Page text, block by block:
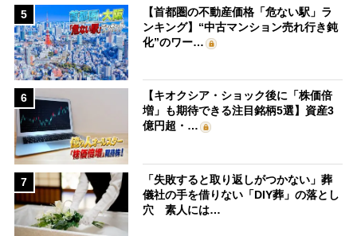
5
【首都圏の不動産価格「危ない駅」ラ
ンキング】“中古マンション売れ行き鈍
化”のワー…
6
【キオクシア・ショック後に「株価倍
増」も期待できる注目銘柄5選】資産3
億円超・…
7
「失敗すると取り返しがつかない」葬
儀社の手を借りない「DIY葬」の落とし
穴 素人には…